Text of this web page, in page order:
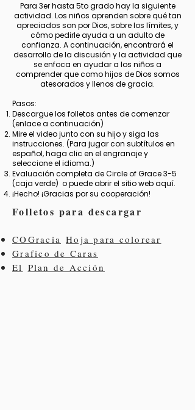
Para 3er hasta 5to grado hay la siguiente
actividad. Los niños aprenden sobre qué tan
apreciados son por Dios, sobre los límites, y
cómo pedirle ayuda a un adulto de
confianza. A continuación, encontrará el
desarrollo de la discusión y la actividad que
se enfoca en ayudar a los niños a
comprender que como hijos de Dios somos
atesorados y llenos de gracia.
Pasos:
Descargue los folletos antes de comenzar
(enlace a continuación)
Mire el video junto con su hijo y siga las
instrucciones. (Para jugar con subtítulos en
español, haga clic en el engranaje y
seleccione el idioma.)
Evaluación completa de Circle of Grace 3-5
(caja verde) o puede abrir el sitio web aquí.
¡Hecho! ¡Gracias por su cooperación!
Folletos para descargar
COGracia Hoja para colorear
Grafico de Caras
El Plan de Acción